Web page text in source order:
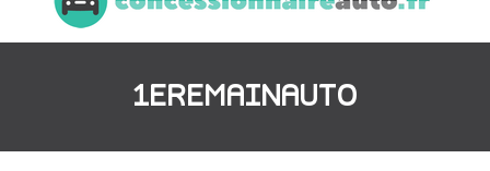
1EREMAINAUTO